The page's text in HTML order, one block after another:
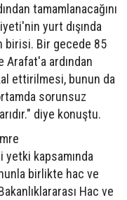
tamamlanacağını
yurt dışında
birisi. Bir gecede 85
Arafat'a ardından
ettirilmesi, bunun da
sorunsuz
diye konuştu.
yetki kapsamında
birlikte hac ve
Hac ve